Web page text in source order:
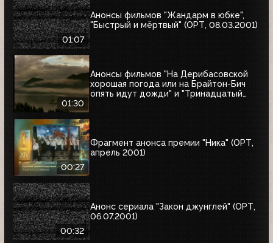
01:07
Анонсы фильмов "Жандарм в юбке",
"Быстрый и мёртвый" (ОРТ, 08.03.2001)
01:30
Анонсы фильмов "На Дерибасовской
хорошая погода или на Брайтон-Бич
опять идут дожди" и "Тринадцатый
00:27
Фрагмент анонса премии "Ника" (ОРТ,
апрель 2001)
00:32
Анонс сериала "Закон джунглей" (ОРТ,
06.07.2001)